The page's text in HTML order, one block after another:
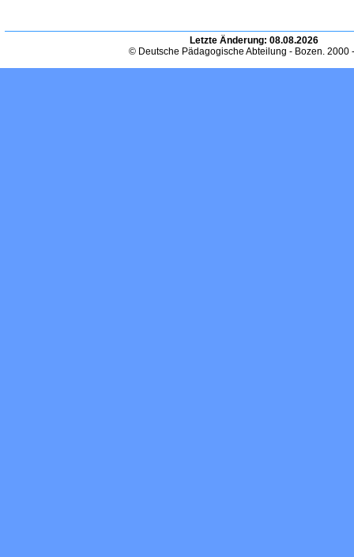
Letzte Änderung: 08.08.2026
© Deutsche Pädagogische Abteilung - Bozen. 2000